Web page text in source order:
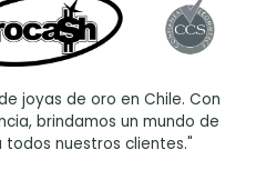
joyas de oro en Chile. Con
brindamos un mundo de
nuestros clientes."